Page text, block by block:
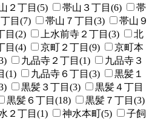
２丁目(5) 帯山３丁目(6)
帯
目(7) 帯山７丁目(3)
帯山９
目(2) 上水前寺２丁目(3)
北
目(4) 京町２丁目(9)
京町本
九品寺２丁目(1)
九品寺３
(1) 九品寺６丁目(3)
黒髪１
黒髪３丁目(3)
黒髪４丁目
黒髪６丁目(18)
黒髪７丁目(3)
２丁目(1) 神水本町(5)
子飼